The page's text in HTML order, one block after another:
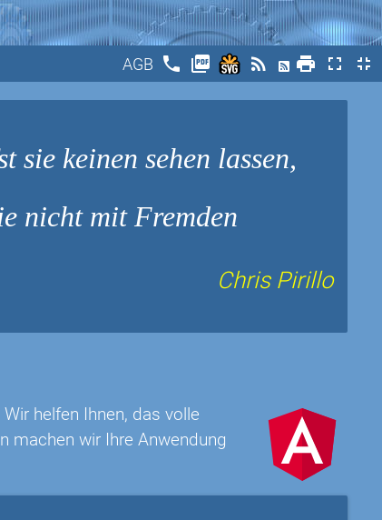
AGB phone picture_as_pdf rss_feed print fullscreen fullscreen_exit
sie keinen sehen lassen,
nicht mit Fremden
Chris Pirillo
helfen Ihnen, das volle
machen wir Ihre Anwendung